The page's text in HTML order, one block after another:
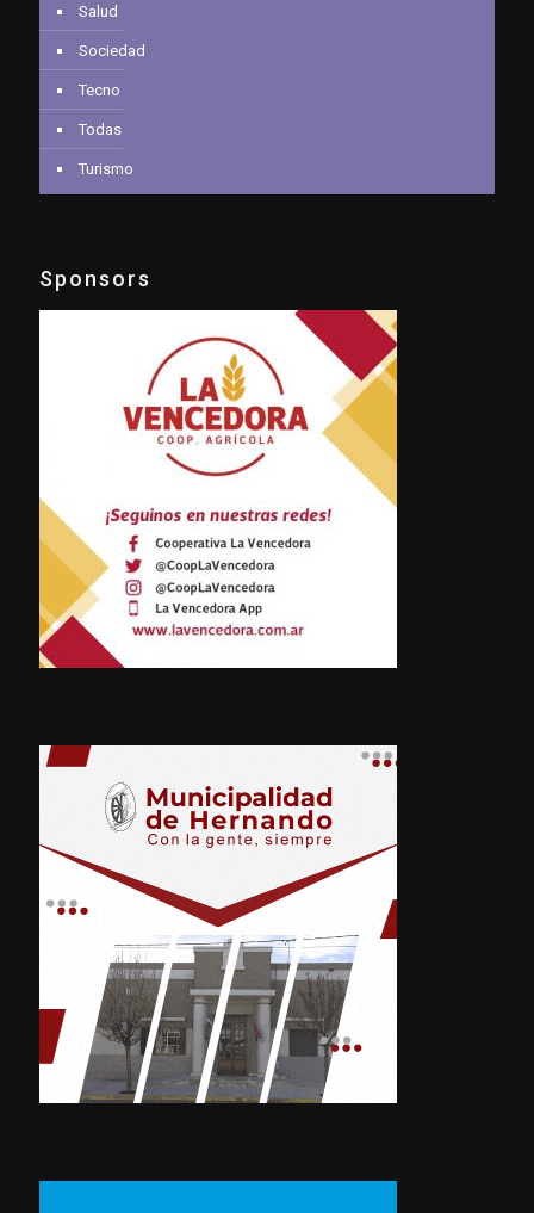
Salud
Sociedad
Tecno
Todas
Turismo
Sponsors